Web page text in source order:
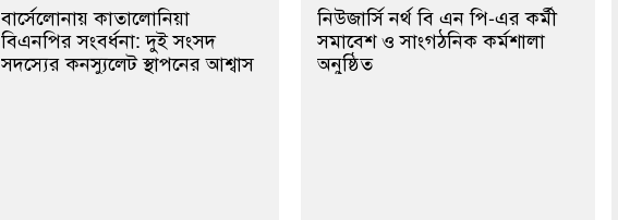
বার্সেলোনায় কাতালোনিয়া
বিএনপির সংবর্ধনা: দুই সংসদ
সদস্যের কনস্যুলেট স্থাপনের আশ্বাস
নিউজার্সি নর্থ বি এন পি-এর কর্মী
সমাবেশ ও সাংগঠনিক কর্মশালা
অনুষ্ঠিত